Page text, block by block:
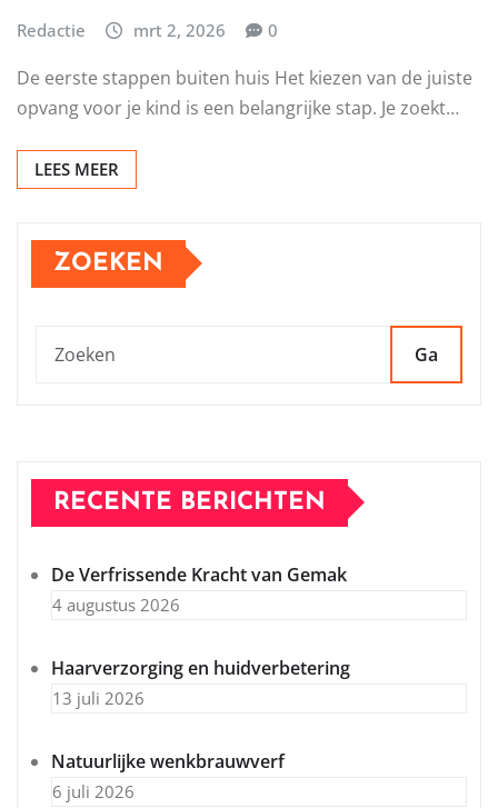
Redactie mrt 2, 2026 0
De eerste stappen buiten huis Het kiezen van de juiste
opvang voor je kind is een belangrijke stap. Je zoekt…
LEES MEER
ZOEKEN
Ga
RECENTE BERICHTEN
De Verfrissende Kracht van Gemak
4 augustus 2026
Haarverzorging en huidverbetering
13 juli 2026
Natuurlijke wenkbrauwverf
6 juli 2026